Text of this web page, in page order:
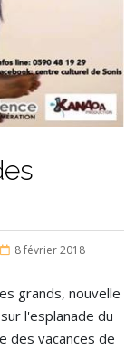
8 février 2018
grands, nouvelle
l'esplanade du
des vacances de